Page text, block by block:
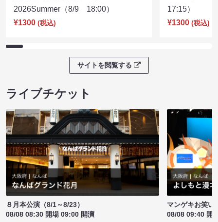
2026Summer（8/9 18:00）
¥1300 (税込)
17:15）
¥1300 (税込)
サイトを閲覧する
ライブチケット
８月本公演（8/1～8/23）
08/08 08:30 開場 09:00 開演
マンゲキお笑い
08/08 09:40 開